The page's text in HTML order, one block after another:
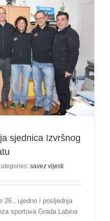
novi
sjednica Izvršnog
savez vijesti
26., ujedno i posljednja
sportova Grada Labina